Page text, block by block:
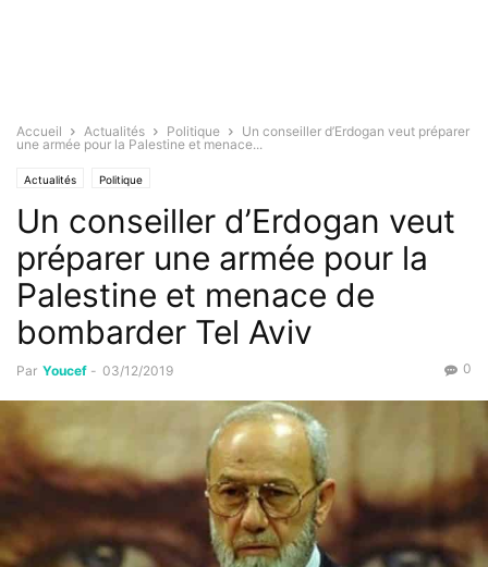
Accueil Actualités Politique
Un conseiller d’Erdogan veut préparer
une armée pour la Palestine et menace...
Actualités Politique
Un conseiller d’Erdogan veut
préparer une armée pour la
Palestine et menace de
bombarder Tel Aviv
Par Youcef - 03/12/2019 0